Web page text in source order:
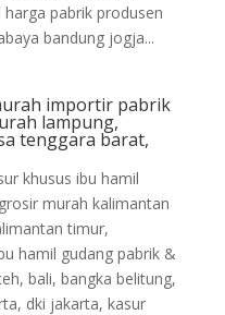
pabrik produsen
bandung jogja...
importir pabrik
lampung,
tenggara barat,
khusus ibu hamil
murah kalimantan
timur,
hamil gudang pabrik &
bali, bangka belitung,
dki jakarta, kasur